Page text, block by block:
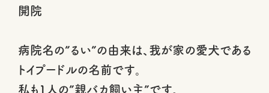
開院
病院名の”るい”の由来は、我が家の愛犬である
トイプードルの名前です。
私も1人の”親バカ飼い主”です。